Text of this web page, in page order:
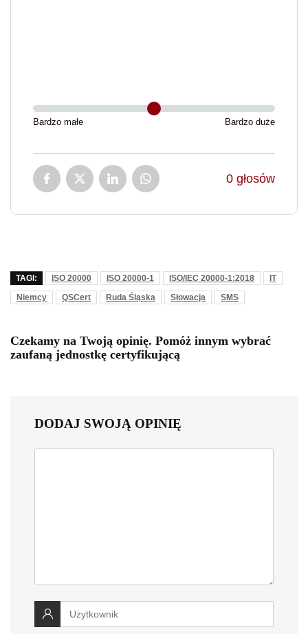
Bardzo małe Bardzo duże
0 głosów
TAGI: ISO 20000 ISO 20000-1 ISO/IEC 20000-1:2018
IT
Niemcy
QSCert Ruda Śląska Słowacja SMS
Czekamy na Twoją opinię. Pomóż innym wybrać
zaufaną jednostkę certyfikującą
DODAJ SWOJĄ OPINIĘ